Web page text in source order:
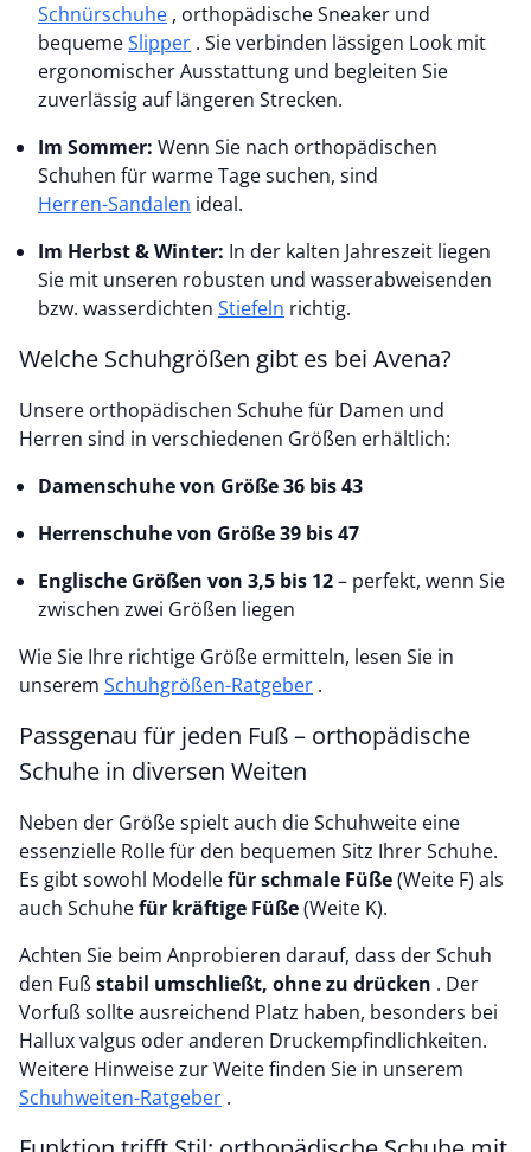
Schnürschuhe , orthopädische Sneaker und
bequemeSlipper . Sie verbinden lässigen Look mit
ergonomischer Ausstattung und begleiten Sie
zuverlässig auf längeren Strecken.
Im Sommer:
Schuhen für warme Tage suchen, sind
Herren-Sandalen ideal.
Im Herbst & Winter:
Sie mit unseren robusten und wasserabweisenden
bzw. wasserdichten Stiefeln richtig.
Welche Schuhgrößen gibt es bei Avena?
Unsere orthopädischen Schuhe für Damen und
Herren sind in verschiedenen Größen erhältlich:
Damenschuhe von Größe 36 bis 43
Herrenschuhe von Größe 39 bis 47
Englische Größen von 3,5 bis 12
zwischen zwei Größen liegen
Wie Sie Ihre richtige Größe ermitteln, lesen Sie in
unserem Schuhgrößen-Ratgeber .
Passgenau für jeden Fuß – orthopädische
Schuhe in diversen Weiten
Neben der Größe spielt auch die Schuhweite eine
essenzielle Rolle für den bequemen Sitz Ihrer Schuhe.
Es gibt sowohl Modellefür schmale Füße
auch Schuhefür kräftige Füße(Weite K).
Achten Sie beim Anprobieren darauf, dass der Schuh
den Fußstabil umschließt, ohne zu drücken . Der
Vorfuß sollte ausreichend Platz haben, besonders bei
Hallux valgus oder anderen Druckempfindlichkeiten.
Weitere Hinweise zur Weite finden Sie in unserem
Schuhweiten-Ratgeber .